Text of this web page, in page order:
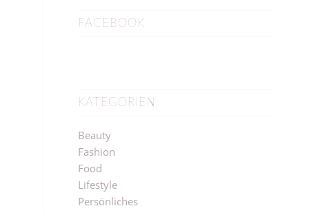
FACEBOOK
KATEGORIEN
Beauty
Fashion
Food
Lifestyle
Persönliches